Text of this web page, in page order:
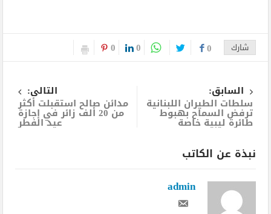
شارك 0
0
0
السابق:
سلطات الطيران اللبنانية
ترفض السماح بهبوط
طائرة ليبية خاصة
التالى:
مدائن صالح استقبلت أكثر
من 20 ألف زائر في إجازة
عيد الفطر
نبذة عن الكاتب
admin